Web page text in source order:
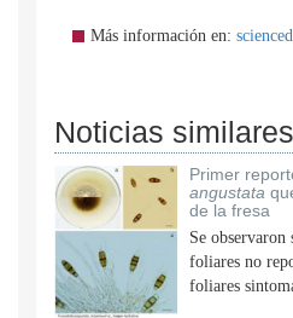
Más información en:
Noticias similares
Primer
angustata
de la fresa
Se observaron
foliares no
foliares